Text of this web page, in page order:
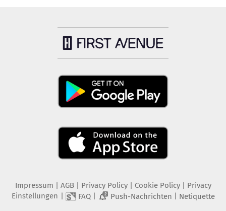
Impressum AGB Privacy Policy| Cookie Policy| Privacy
Einstellungen
FAQ| 2 Push-Nachrichten Netiquette